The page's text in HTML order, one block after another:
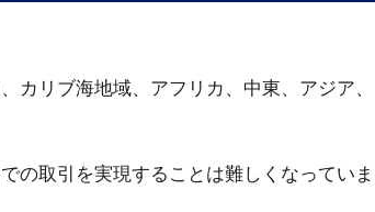
リブ海地域、アフリカ、中東、アジア、
の取引を実現することは難しくなっていま